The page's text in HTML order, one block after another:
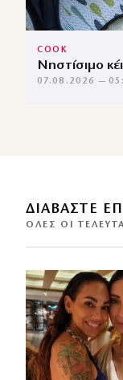
COOK
Νηστίσιμο
07.08.2026 —
ΔΙΑΒΑΣΤΕ
ΌΛΕΣ ΟΙ